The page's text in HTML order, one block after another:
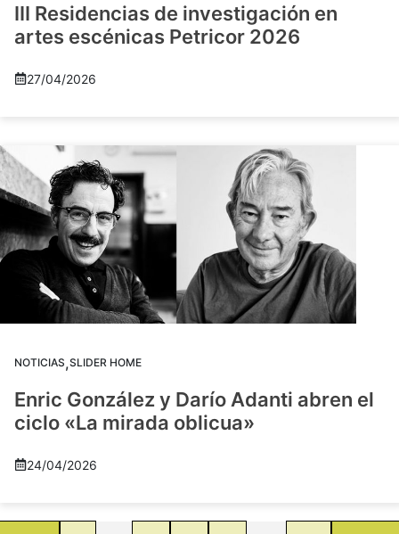
III Residencias de investigación en
artes escénicas Petricor 2026
27/04/2026
NOTICIAS,SLIDER HOME
Enric González y Darío Adanti abren el
ciclo «La mirada oblicua»
24/04/2026